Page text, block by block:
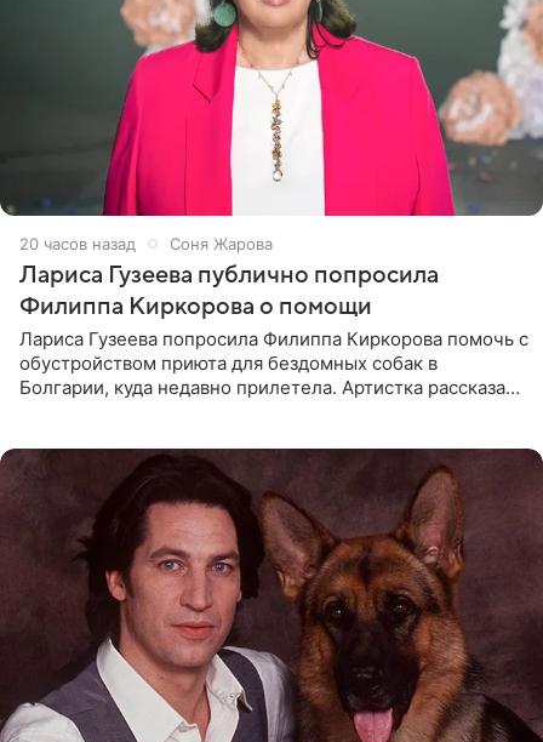
20 часов назад Соня Жарова
Лариса Гузеева публично попросила
Филиппа Киркорова о помощи
Лариса Гузеева попросила Филиппа Киркорова помочь с
обустройством приюта для бездомных собак в
Болгарии, куда недавно прилетела. Артистка рассказала